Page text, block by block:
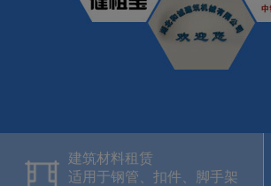
建筑材料租赁
适用于钢管、扣件、脚手架